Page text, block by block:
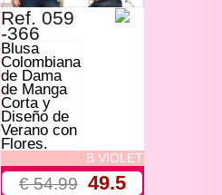
Ref. 059
-366
Blusa
Colombiana
de Dama
de Manga
Corta y
Diseño de
Verano con
Flores.
B VIOLET
€ 54.99 49.5